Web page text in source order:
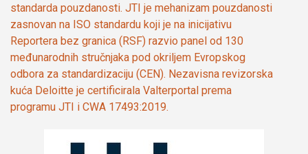
standarda pouzdanosti. JTI je mehanizam pouzdanosti
zasnovan na ISO standardu koji je na inicijativu
Reportera bez granica (RSF) razvio panel od 130
međunarodnih stručnjaka pod okriljem Evropskog
odbora za standardizaciju (CEN). Nezavisna revizorska
kuća Deloitte je certificirala Valterportal prema
programu JTI i CWA 17493:2019.